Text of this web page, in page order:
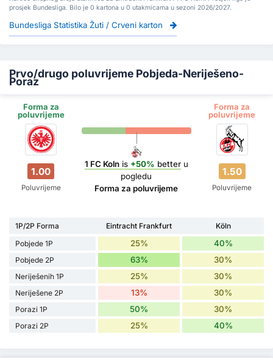
prosjek Bundesliga. Bilo je 0 kartona u 0 utakmicama u sezoni 2026/2027.
Bundesliga Statistika Žuti / Crveni karton
Prvo/drugo poluvrijeme Pobjeda-Neriješeno-
Poraz
Forma za
poluvrijeme
Forma za
poluvrijeme
1.00
Poluvrijeme
1 FC Kolnis +50% betteru
pogledu
Forma za poluvrijeme
1.50
Poluvrijeme
1P/2P Forma Eintracht Frankfurt
Köln
Pobjede 1P
25% 40%
Pobjede 2P 63% 30%
Neriješenih 1P 25% 30%
Neriješene 2P 13% 30%
Porazi 1P 50% 30%
Porazi 2P 25% 40%